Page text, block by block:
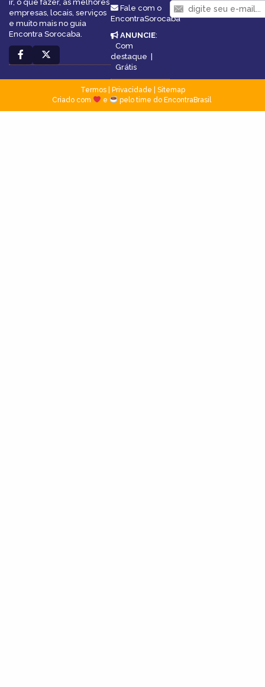
ir, o que fazer, as melhores
empresas, locais, serviços
e muito mais no guia
Encontra Sorocaba.
Fale com o
EncontraSorocaba
ANUNCIE:
Com
destaque |
Grátis
Termos| Privacidade
Sitemap
Criado com
e pelo time do EncontraBrasil